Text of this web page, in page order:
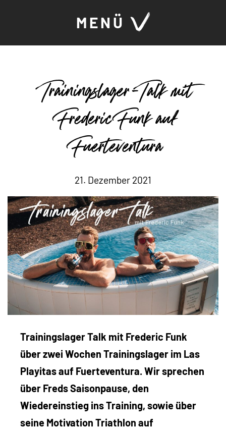
MENÜ
Trainingslager-Talk mit
Frederic Funk auf
Fuerteventura
21. Dezember 2021
Trainingslager Talk mit Frederic Funk
über zwei Wochen Trainingslager im Las
Playitas auf Fuerteventura. Wir sprechen
über Freds Saisonpause, den
Wiedereinstieg ins Training, sowie über
seine Motivation Triathlon auf